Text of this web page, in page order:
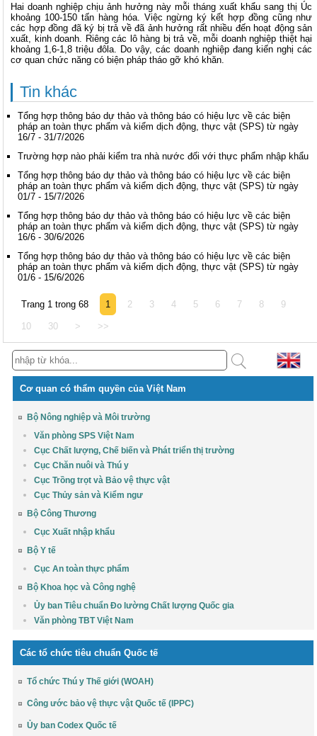
Hai doanh nghiệp chịu ảnh hưởng này mỗi tháng xuất khẩu sang thị Úc
khoảng 100-150 tấn hàng hóa. Việc ngừng ký kết hợp đồng cũng như
các hợp đồng đã ký bị trả về đã ảnh hưởng rất nhiều đến hoạt động sản
xuất, kinh doanh. Riêng các lô hàng bị trả về, mỗi doanh nghiệp thiệt hại
khoảng 1,6-1,8 triệu đôla. Do vậy, các doanh nghiệp đang kiến nghị các
cơ quan chức năng có biện pháp tháo gỡ khó khăn.
Tin khác
Tổng hợp thông báo dự thảo và thông báo có hiệu lực về các biện
pháp an toàn thực phẩm và kiểm dịch động, thực vật (SPS) từ ngày
16/7 - 31/7/2026
Trường hợp nào phải kiểm tra nhà nước đối với thực phẩm nhập khẩu
Tổng hợp thông báo dự thảo và thông báo có hiệu lực về các biện
pháp an toàn thực phẩm và kiểm dịch động, thực vật (SPS) từ ngày
01/7 - 15/7/2026
Tổng hợp thông báo dự thảo và thông báo có hiệu lực về các biện
pháp an toàn thực phẩm và kiểm dịch động, thực vật (SPS) từ ngày
16/6 - 30/6/2026
Tổng hợp thông báo dự thảo và thông báo có hiệu lực về các biện
pháp an toàn thực phẩm và kiểm dịch động, thực vật (SPS) từ ngày
01/6 - 15/6/2026
Trang 1 trong 68 1 2 3 4 5 6 7 8 9
10 30 > >>
Cơ quan có thẩm quyền của Việt Nam
Bộ Nông nghiệp và Môi trường
Văn phòng SPS Việt Nam
Cục Chất lượng, Chế biến và Phát triển thị trường
Cục Chăn nuôi và Thú y
Cục Trồng trọt và Bảo vệ thực vật
Cục Thủy sản và Kiểm ngư
Bộ Công Thương
Cục Xuất nhập khẩu
Bộ Y tế
Cục An toàn thực phẩm
Bộ Khoa học và Công nghệ
Ủy ban Tiêu chuẩn Đo lường Chất lượng Quốc gia
Văn phòng TBT Việt Nam
Các tổ chức tiêu chuẩn Quốc tế
Tổ chức Thú y Thế giới (WOAH)
Công ước bảo vệ thực vật Quốc tế (IPPC)
Ủy ban Codex Quốc tế